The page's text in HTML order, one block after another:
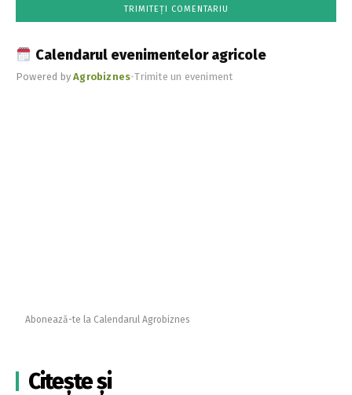
Calendarul evenimentelor agricole
Powered byAgrobiznes•Trimite un eveniment
Abonează-te la Calendarul Agrobiznes
Citește și